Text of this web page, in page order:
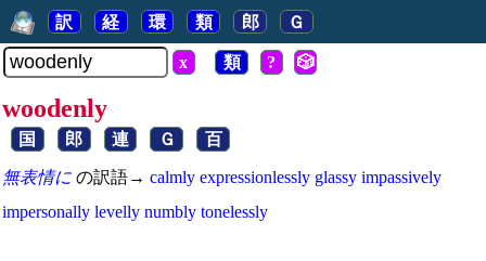
訳 経 環 類 郎 Ｇ
x 類 ? 🎲
woodenly
国 郎 連 Ｇ 百
無表情に の訳語→ calmly expressionlessly glassy impassively
impersonally levelly numbly tonelessly